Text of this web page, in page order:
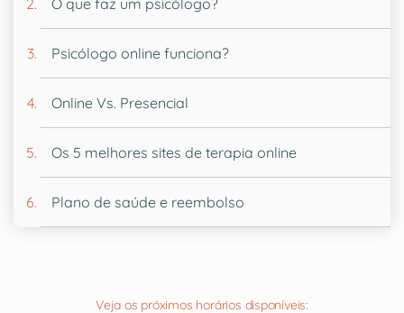
Psicólogo online funciona?
Online Vs. Presencial
Os 5 melhores sites de terapia online
Plano de saúde e reembolso
Veja os próximos horários disponíveis: